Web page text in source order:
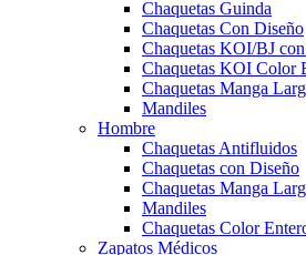
Chaquetas Guinda
Chaquetas Con Diseño
Chaquetas KOI/BJ
Chaquetas KOI Color
Chaquetas Manga
Mandiles
Hombre
Chaquetas Antifluidos
Chaquetas con Diseño
Chaquetas Manga
Mandiles
Chaquetas Color
Zapatos Médicos